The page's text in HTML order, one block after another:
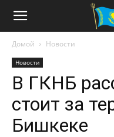
Домой Новости
Новости
В ГКНБ
стоит за
Бишкеке